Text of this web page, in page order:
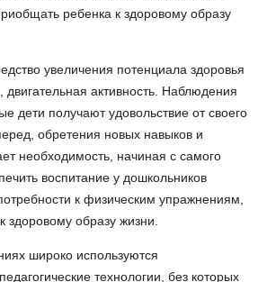
ребенка к здоровому образу
увеличения потенциала здоровья
активность. Наблюдения
дети получают удовольствие от своего
обретения новых навыков и
необходимость, начиная с самого
воспитание у дошкольников
к физическим упражнениям,
здоровому образу жизни.
широко используются
технологии, без которых